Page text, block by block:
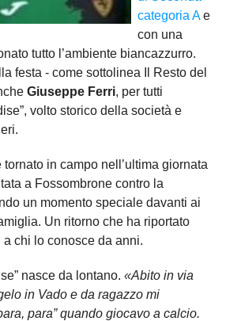
categoria Ae
con una
tutto l’ambiente biancazzurro.
festa - come sottolinea Il Resto del
Giuseppe Ferri, per tutti
volto storico della società e
in campo nell’ultima giornata
a Fossombrone contro la
un momento speciale davanti ai
Un ritorno che ha riportato
chi lo conosce da anni.
nasce da lontano. «Abito in via
in Vado e da ragazzo mi
para” quando giocavo a calcio.